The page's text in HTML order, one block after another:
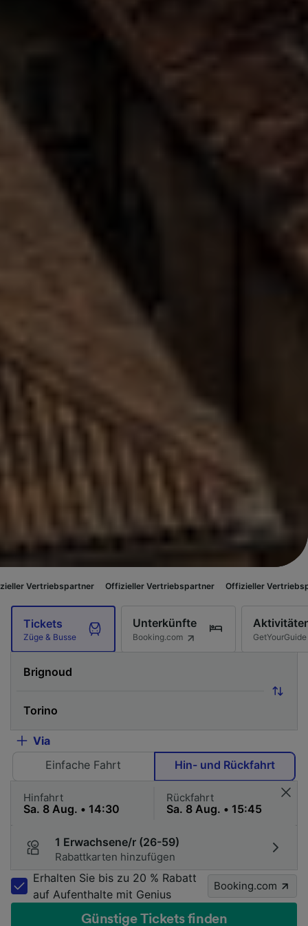
Offizieller Vertriebspartner Offizieller Vertriebspartner
Tickets
Züge & Busse
Unterkünfte
Booking.com GetYourGuide
Via
Einfache Fahrt
Hin- und Rückfahrt
Hinfahrt Rückfahrt
1 Erwachsene/r (26-59)
Rabattkarten hinzufügen
Erhalten Sie bis zu 20 % Rabatt
auf Aufenthalte mit Genius
Booking.com
Günstige Tickets finden